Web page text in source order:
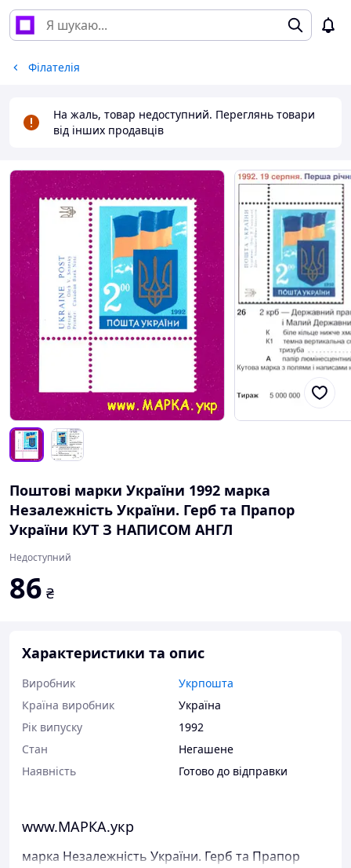
Філателія
На жаль, товар недоступний. Переглянь товари
від інших продавців
Поштові марки України 1992 марка
Незалежність України. Герб та Прапор
України КУТ З НАПИСОМ АНГЛ
Недоступний
86 ₴
Характеристики та опис
Виробник
Укрпошта
Країна виробник
Україна
Рік випуску
1992
Стан
Негашене
Наявність
Готово до відправки
www.МАРКА.укр
марка Незалежність України. Герб та Прапор